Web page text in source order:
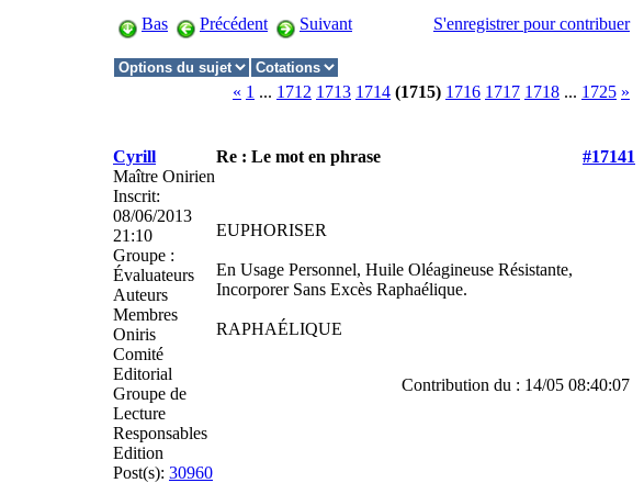
Bas Précédent Suivant S'enregistrer pour contribuer
« 1 ... 1712 1713 1714 (1715) 1716 1717 1718 ... 1725 »
Cyrill Re : Le mot en phrase
#17141
Maître Onirien
Inscrit:
08/06/2013
21:10
Groupe :
Évaluateurs
Auteurs
Membres
Oniris
Comité
Editorial
Groupe de
Lecture
Responsables
Edition
Post(s): 30960
EUPHORISER
En Usage Personnel, Huile Oléagineuse Résistante,
Incorporer Sans Excès Raphaélique.
RAPHAÉLIQUE
Contribution du : 14/05 08:40:07